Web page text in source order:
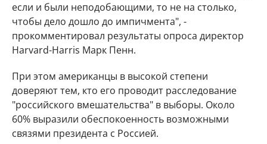
если и были неподобающими, то не на столько,
чтобы дело дошло до импичмента", -
прокомментировал результаты опроса директор
Harvard-Harris Марк Пенн.
При этом американцы в высокой степени
доверяют тем, кто его проводит расследование
"российского вмешательства" в выборы. Около
60% выразили обеспокоенность возможными
связями президента с Россией.